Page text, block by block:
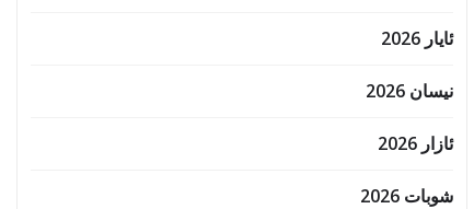
ئایار 2026
نیسان 2026
ئازار 2026
شوبات 2026